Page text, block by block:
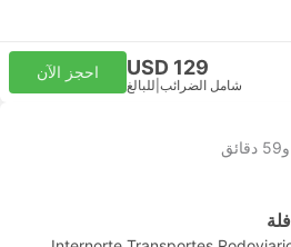
USD 129
شامل الضرائب للبالغ
احجز الآن